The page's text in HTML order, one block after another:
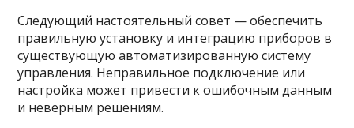
Следующий настоятельный совет — обеспечить
правильную установку и интеграцию приборов в
существующую автоматизированную систему
управления. Неправильное подключение или
настройка может привести к ошибочным данным
и неверным решениям.